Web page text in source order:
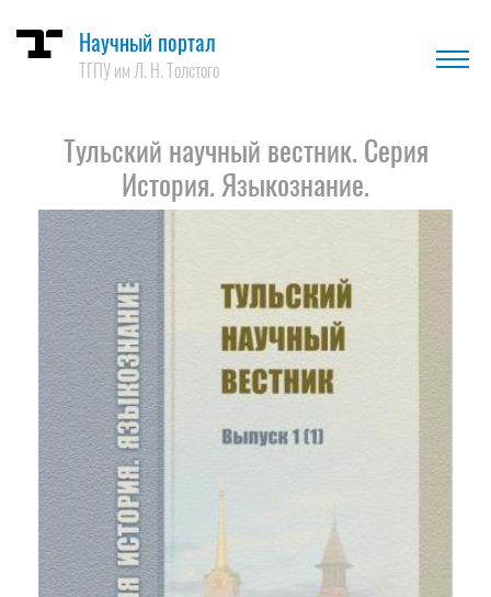
Научный портал
ТГПУ им Л. Н. Толстого
Тульский научный вестник. Серия
История. Языкознание.